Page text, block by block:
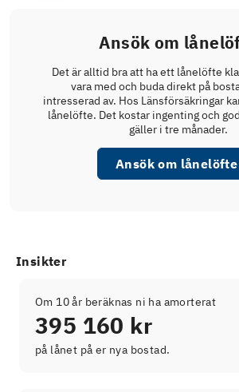
Ansök om
Det är alltid bra att ha ett lånelöfte
vara med och buda direkt på
intresserad av. Hos Länsförsäkringar
lånelöfte. Det kostar ingenting och
gäller i tre månader.
Ansök om lånelöfte
Insikter
Om 10 år beräknas ni ha amorterat
395 160 kr
på lånet på er nya bostad.